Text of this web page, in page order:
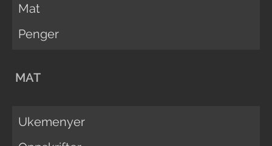
Mat
Penger
MAT
Ukemenyer